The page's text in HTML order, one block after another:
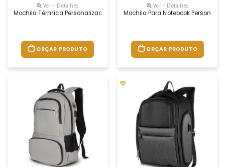
Ver + Detalhes
Mochila Térmica Personalizada
ORÇAR PRODUTO
Ver + Detalhes
Mochila Para Notebook
ORÇAR PRODUTO